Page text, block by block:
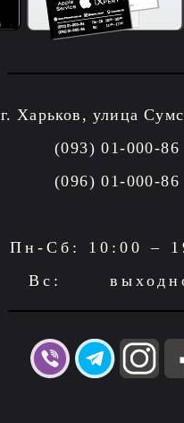
г. Харьков, улица
(093) 01-000-86
(096) 01-000-86
Пн-Сб: 10:00 –
Вс: